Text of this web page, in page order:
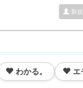
新
わかる。 エ